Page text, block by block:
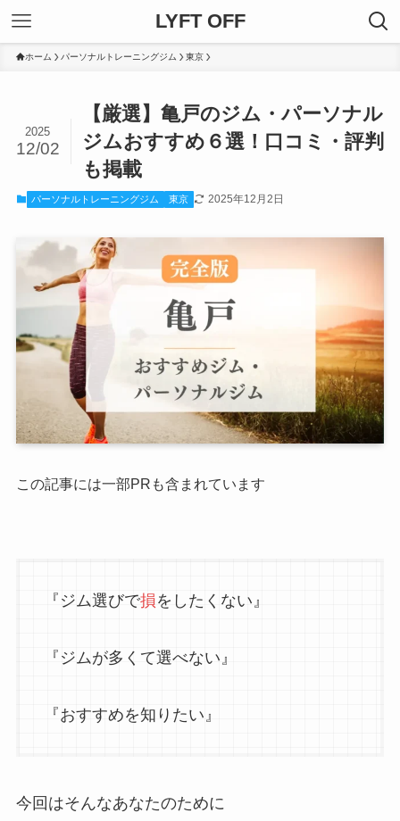
LYFT OFF
ホーム パーソナルトレーニングジム 東京
【厳選】亀戸のジム・パーソナル
ジムおすすめ６選！口コミ・評判
も掲載
2025
12/02
パーソナルトレーニングジム 東京 2025年12月2日
この記事には一部PRも含まれています
『ジム選びで損をしたくない』
『ジムが多くて選べない』
『おすすめを知りたい』
今回はそんなあなたのために